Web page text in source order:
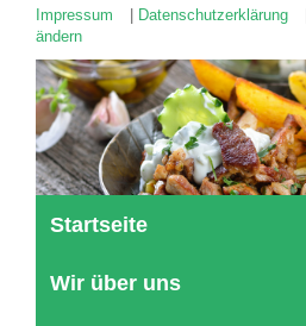
Impressum Datenschutzerklärung
ändern
Startseite
Wir über uns